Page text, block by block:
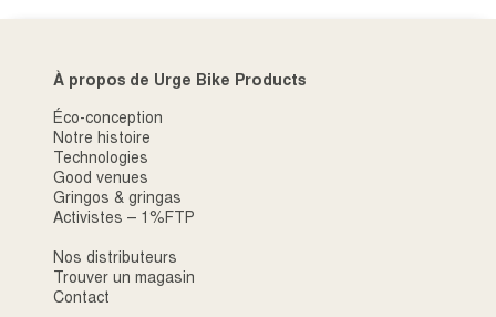
À propos de Urge Bike Products
Éco-conception
Notre histoire
Technologies
Good venues
Gringos & gringas
Activistes – 1%FTP
Nos distributeurs
Trouver un magasin
Contact